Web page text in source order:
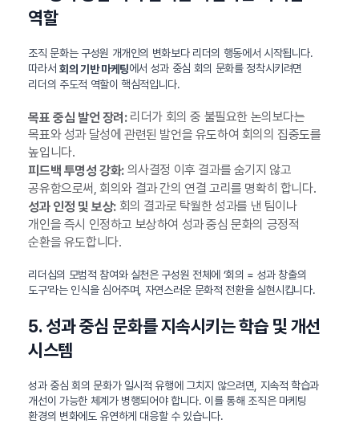
역할
조직 문화는 구성원 개개인의 변화보다 리더의 행동에서 시작됩니다.
따라서 회의 기반 마케팅에서 성과 중심 회의 문화를 정착시키려면
리더의 주도적 역할이 핵심적입니다.
목표 중심 발언 장려:리더가 회의 중 불필요한 논의보다는
목표와 성과 달성에 관련된 발언을 유도하여 회의의 집중도를
높입니다.
피드백 투명성 강화:의사결정 이후 결과를 숨기지 않고
공유함으로써, 회의와 결과 간의 연결 고리를 명확히 합니다.
성과 인정 및 보상:회의 결과로 탁월한 성과를 낸 팀이나
개인을 즉시 인정하고 보상하여 성과 중심 문화의 긍정적
순환을 유도합니다.
리더십의 모범적 참여와 실천은 구성원 전체에 ‘회의 = 성과 창출의
도구’라는 인식을 심어주며, 자연스러운 문화적 전환을 실현시킵니다.
5. 성과 중심 문화를 지속시키는 학습 및 개선
시스템
성과 중심 회의 문화가 일시적 유행에 그치지 않으려면, 지속적 학습과
개선이 가능한 체계가 병행되어야 합니다. 이를 통해 조직은 마케팅
환경의 변화에도 유연하게 대응할 수 있습니다.